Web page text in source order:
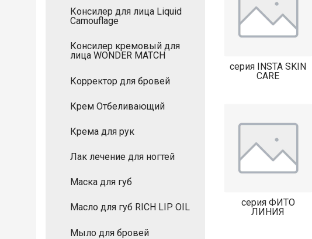
серия INSTA SKIN
CARE
серия ФИТО
ЛИНИЯ
Консилер для лица Liquid
Camouflage
Консилер кремовый для
лица WONDER MATCH
Корректор для бровей
Крем Отбеливающий
Крема для рук
Лак лечение для ногтей
Маска для губ
Масло для губ RICH LIP OIL
Мыло для бровей